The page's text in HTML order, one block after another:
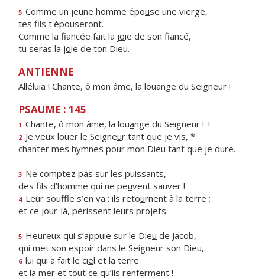
5 Comme un jeune homme épouse une vierge,
tes fls t'épouseront.
Comme la fiancée fait la joie de son fiancé,
tu seras la joie de ton Dieu.
ANTIENNE
Alléluia ! Chante, ô mon âme, la louange du Seigneur !
PSAUME : 145
1 Chante, ô mon âme, la louange du Seigneur ! +
2 Je veux louer le Seigneur tant que je vis, *
chanter mes hymnes pour mon Dieu tant que je dure.
3 Ne comptez pas sur les puissants,
des fils d’homme qui ne peuvent sauver !
4 Leur souffle s’en va : ils retournent à la terre ;
et ce jour-là, périssent leurs projets.
5 Heureux qui s’appuie sur le Dieu de Jacob,
qui met son espoir dans le Seigneur son Dieu,
6 lui qui a fait le ciel et la terre
et la mer et tout ce qu’ils renferment !